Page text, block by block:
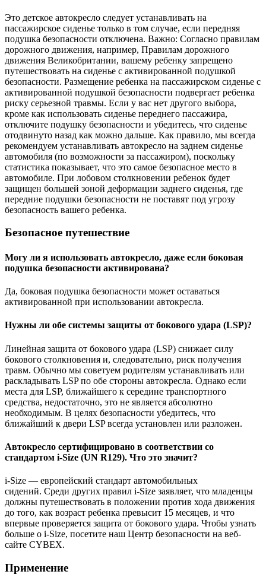
Это детское автокресло следует устанавливать на
пассажирское сиденье только в том случае, если передняя
подушка безопасности отключена. Важно: Согласно правилам
дорожного движения, например, Правилам дорожного
движения Великобритании, вашему ребенку запрещено
путешествовать на сиденье с активированной подушкой
безопасности. Размещение ребенка на пассажирском сиденье с
активированной подушкой безопасности подвергает ребенка
риску серьезной травмы. Если у вас нет другого выбора,
кроме как использовать сиденье переднего пассажира,
отключите подушку безопасности и убедитесь, что сиденье
отодвинуто назад как можно дальше. Как правило, мы всегда
рекомендуем устанавливать автокресло на заднем сиденье
автомобиля (по возможности за пассажиром), поскольку
статистика показывает, что это самое безопасное место в
автомобиле. При лобовом столкновении ребенок будет
защищен большей зоной деформации заднего сиденья, где
передние подушки безопасности не поставят под угрозу
безопасность вашего ребенка.
Безопасное путешествие
Могу ли я использовать автокресло, даже если боковая
подушка безопасности активирована?
Да, боковая подушка безопасности может оставаться
активированной при использовании автокресла.
Нужны ли обе системы защиты от бокового удара (LSP)?
Линейная защита от бокового удара (LSP) снижает силу
бокового столкновения и, следовательно, риск получения
травм. Обычно мы советуем родителям устанавливать или
раскладывать LSP по обе стороны автокресла. Однако если
места для LSP, ближайшего к середине транспортного
средства, недостаточно, это не является абсолютно
необходимым. В целях безопасности убедитесь, что
ближайший к двери LSP всегда установлен или разложен.
Автокресло сертифицировано в соответствии со
стандартом i-Size (UN R129). Что это значит?
i-Size — европейский стандарт автомобильных
сидений. Среди других правил i-Size заявляет, что младенцы
должны путешествовать в положении против хода движения
до того, как возраст ребенка превысит 15 месяцев, и что
впервые проверяется защита от бокового удара. Чтобы узнать
больше о i-Size, посетите наш Центр безопасности на веб-
сайте CYBEX.
Применение